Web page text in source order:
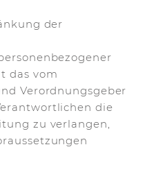
der
das vom
Verordnungsgeber
die
zu verlangen,